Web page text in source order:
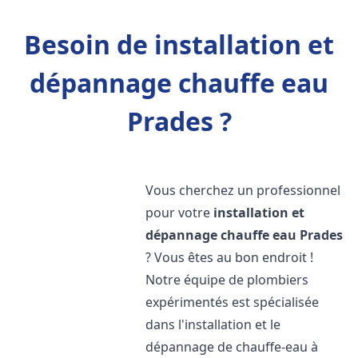
Besoin de installation et
dépannage chauffe eau
Prades ?
Vous cherchez un professionnel
pour votre installation et
dépannage chauffe eau Prades
? Vous êtes au bon endroit !
Notre équipe de plombiers
expérimentés est spécialisée
dans l'installation et le
dépannage de chauffe-eau à